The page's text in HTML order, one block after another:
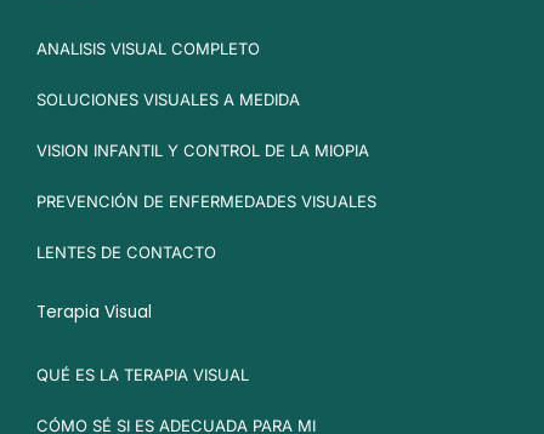
ANALISIS VISUAL COMPLETO
SOLUCIONES VISUALES A MEDIDA
VISION INFANTIL Y CONTROL DE LA MIOPIA
PREVENCIÓN DE ENFERMEDADES VISUALES
LENTES DE CONTACTO
Terapia Visual
QUÉ ES LA TERAPIA VISUAL
CÓMO SÉ SI ES ADECUADA PARA MI